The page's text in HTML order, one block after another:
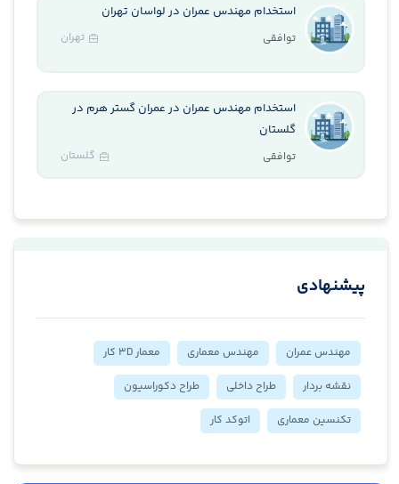
استخدام مهندس عمران در لواسان تهران
توافقی تهران
استخدام مهندس عمران در عمران گستر هرم در
گلستان
توافقی گلستان
پیشنهادی
مهندس عمران مهندس معماری
معمار 3D کار
نقشه بردار
طراح داخلی
طراح دکوراسیون
تکنسین معماری
اتوکد کار